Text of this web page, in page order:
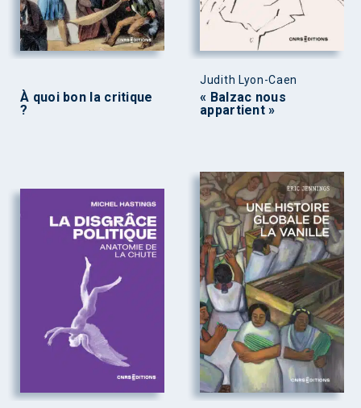
À quoi bon la critique
?
Judith Lyon-Caen
« Balzac nous
appartient »